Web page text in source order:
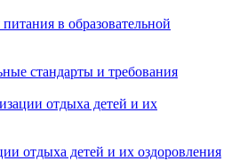
в образовательной
стандарты и требования
отдыха детей и их
отдыха детей и их оздоровления